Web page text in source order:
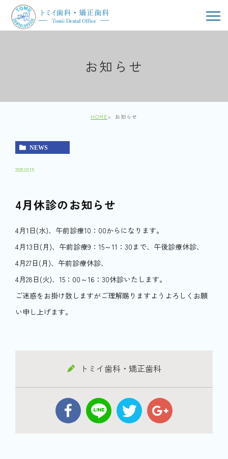
お知らせ
HOME お知らせ
NEWS
2026.03.15
4月休診のお知らせ
4月1日(水)、午前診療10：00からになります。
4月13日(月)、午前診療9：15～11：30まで、午後診療休診、
4月27日(月)、午前診療休診、
4月28日(火)、15：00～16：30休診いたします。
ご迷惑をお掛け致しますがご理解賜りますようよろしくお願
い申し上げます。
トミイ歯科・矯正歯科